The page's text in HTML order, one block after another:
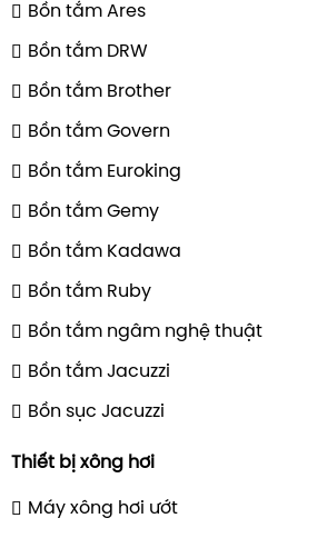
Bồn tắm Ares
Bồn tắm DRW
Bồn tắm Brother
Bồn tắm Govern
Bồn tắm Euroking
Bồn tắm Gemy
Bồn tắm Kadawa
Bồn tắm Ruby
Bồn tắm ngâm nghệ thuật
Bồn tắm Jacuzzi
Bồn sục Jacuzzi
Thiết bị xông hơi
Máy xông hơi ướt